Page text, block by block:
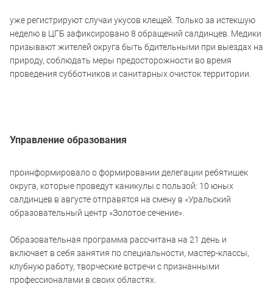
уже регистрируют случаи укусов клещей. Только за истекшую
неделю в ЦГБ зафиксировано 8 обращений салдинцев. Медики
призывают жителей округа быть бдительными при выездах на
природу, соблюдать меры предосторожности во время
проведения субботников и санитарных очисток территории.
Управление образования
проинформировало о формировании делегации ребятишек
округа, которые проведут каникулы с пользой: 10 юных
салдинцев в августе отправятся на смену в «Уральский
образовательный центр «Золотое сечение».
Образовательная программа рассчитана на 21 день и
включает в себя занятия по специальности, мастер-классы,
клубную работу, творческие встречи с признанными
профессионалами в своих областях.